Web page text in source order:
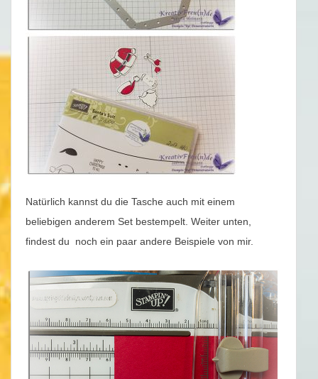
Natürlich kannst du die Tasche auch mit einem
beliebigen anderem Set bestempelt. Weiter unten,
findest du noch ein paar andere Beispiele von mir.